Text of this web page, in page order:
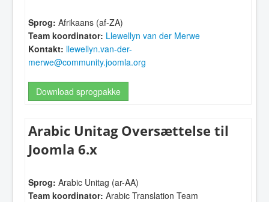
Sprog: Afrikaans (af-ZA)
Team koordinator: Llewellyn van der Merwe
Kontakt: llewellyn.van-der-
merwe@community.joomla.org
Download sprogpakke
Arabic Unitag Oversættelse til
Joomla 6.x
Sprog: Arabic Unitag (ar-AA)
Team koordinator: Arabic Translation Team